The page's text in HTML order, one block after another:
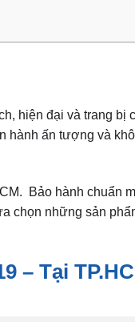
hiện đại và trang bị
ấn tượng và
Bảo hành chuẩn
chọn những sản
– Tại